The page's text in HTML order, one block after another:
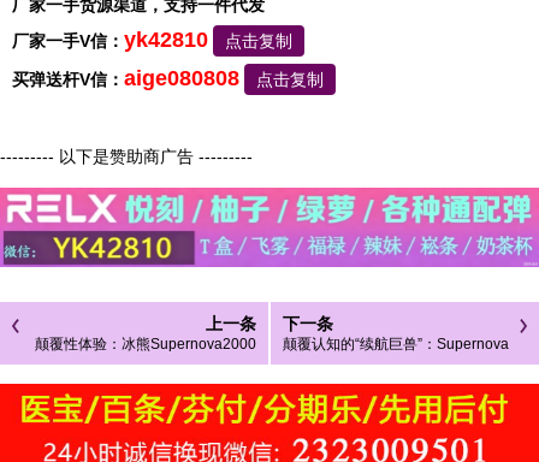
厂家一手货源渠道，支持一件代发
厂家一手V信： yk42810
点击复制
买弹送杆V信： aige080808 点击复制
--------- 以下是赞助商广告 ---------
上一条
颠覆性体验：冰熊Supernova2000
0口一次性全面实测
下一条
颠覆认知的“续航巨兽”：Supernova
冰熊20000口一次性电子烟评测